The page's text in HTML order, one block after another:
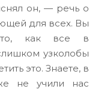
он, — речь о
для всех. Вы
то, как все в
узколобы
это. Знаете, в
не учили нас